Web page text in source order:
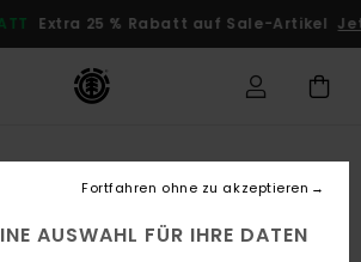
Extra 25 % Rabatt auf Sale-Artikel
AUSWAHL FÜR IHRE DATEN
Fortfahren ohne zu akzeptieren